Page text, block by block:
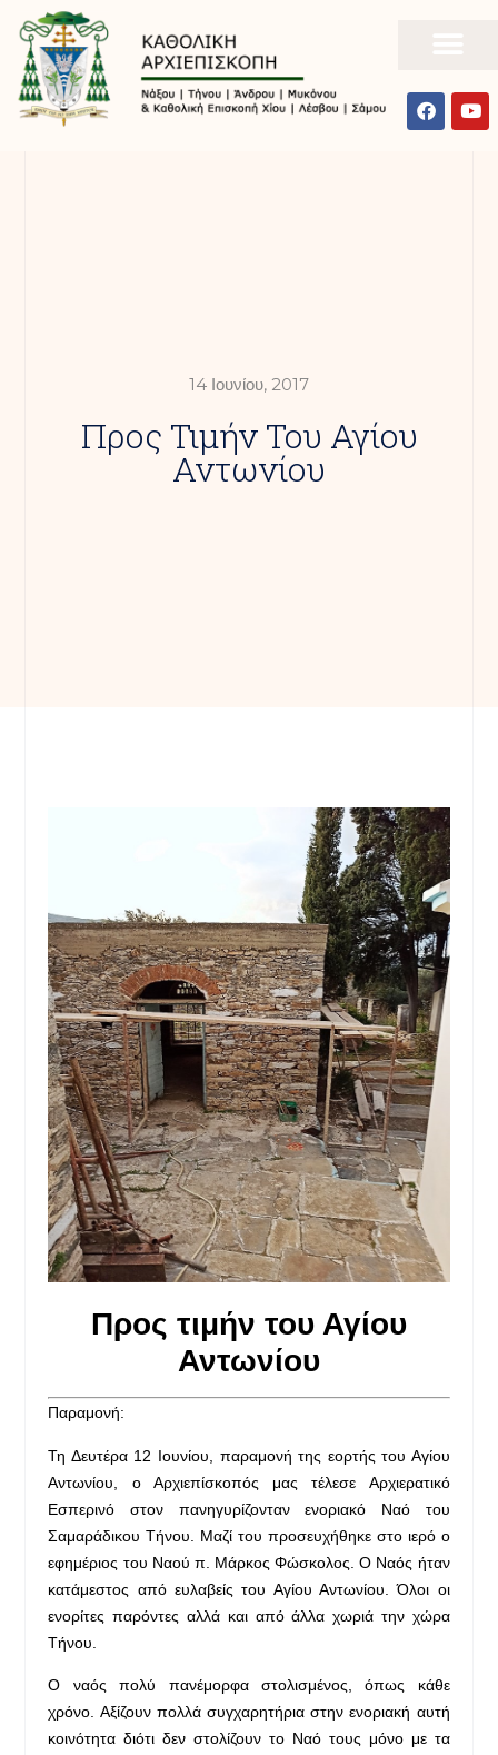
14 Ιουνίου, 2017
Προς Τιμήν Του Αγίου
Αντωνίου
Προς τιμήν του Αγίου
Αντωνίου
Παραμονή:
Τη Δευτέρα 12 Ιουνίου, παραμονή της εορτής του Αγίου
Αντωνίου, ο Αρχιεπίσκοπός μας τέλεσε Αρχιερατικό
Εσπερινό στον πανηγυρίζονταν ενοριακό Ναό του
Σαμαράδικου Τήνου. Μαζί του προσευχήθηκε στο ιερό ο
εφημέριος του Ναού π. Μάρκος Φώσκολος. Ο Ναός ήταν
κατάμεστος από ευλαβείς του Αγίου Αντωνίου. Όλοι οι
ενορίτες παρόντες αλλά και από άλλα χωριά την χώρα
Τήνου.
Ο ναός πολύ πανέμορφα στολισμένος, όπως κάθε
χρόνο. Αξίζουν πολλά συγχαρητήρια στην ενοριακή αυτή
κοινότητα διότι δεν στολίζουν το Ναό τους μόνο με τα